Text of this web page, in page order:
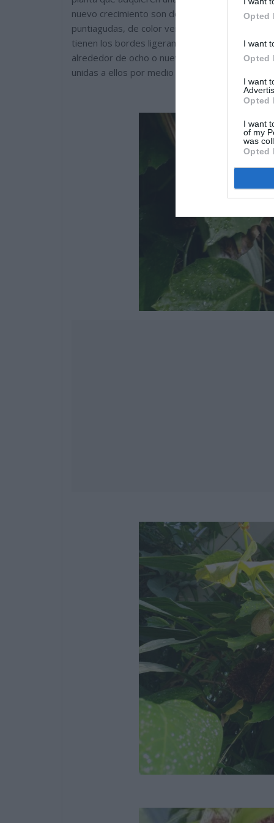
Opted
I want
Opted
I want
Opted
I want
of my
was
Opted
nuevo crecimiento son de color verde claro, al
puntiagudas, de color verde brillante en la
tienen los bordes ligeramente dentados o
alrededor de ocho o nueve centímetros de
unidas a ellos por medio de peciolos cilíndricos,